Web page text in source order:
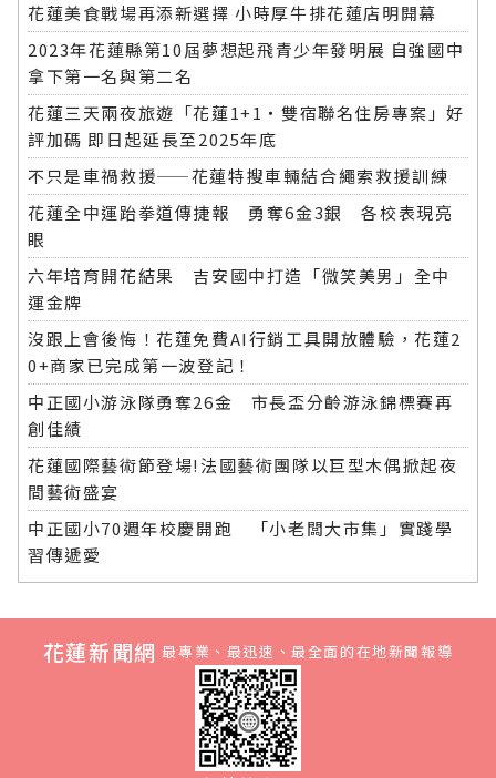
花蓮美食戰場再添新選擇 小時厚牛排花蓮店明開幕
2023年花蓮縣第10屆夢想起飛青少年發明展 自強國中
拿下第一名與第二名
花蓮三天兩夜旅遊「花蓮1+1‧雙宿聯名住房專案」好
評加碼 即日起延長至2025年底
不只是車禍救援——花蓮特搜車輛結合繩索救援訓練
花蓮全中運跆拳道傳捷報 勇奪6金3銀 各校表現亮
眼
六年培育開花結果 吉安國中打造「微笑美男」全中
運金牌
沒跟上會後悔！花蓮免費AI行銷工具開放體驗，花蓮2
0+商家已完成第一波登記！
中正國小游泳隊勇奪26金 市長盃分齡游泳錦標賽再
創佳績
花蓮國際藝術節登場!法國藝術團隊以巨型木偶掀起夜
間藝術盛宴
中正國小70週年校慶開跑 「小老闆大市集」實踐學
習傳遞愛
花蓮新聞網 最專業、最迅速、最全面的在地新聞報導